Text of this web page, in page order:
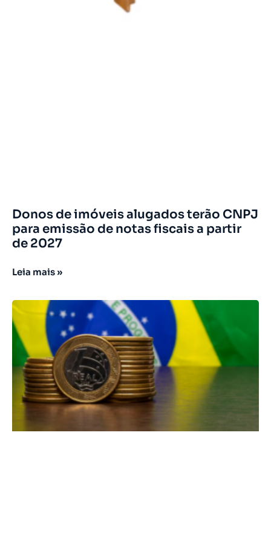
Donos de imóveis alugados terão CNPJ
para emissão de notas fiscais a partir
de 2027
Leia mais »